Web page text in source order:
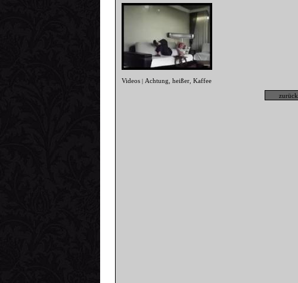
Videos | Achtung ,heißer ,Kaffee